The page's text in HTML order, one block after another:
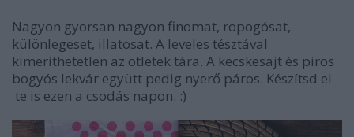
Nagyon gyorsan nagyon finomat, ropogósat,
különlegeset, illatosat. A leveles tésztával
kimeríthetetlen az ötletek tára. A kecskesajt és piros
bogyós lekvár együtt pedig nyerő páros. Készítsd el
te is ezen a csodás napon. :)